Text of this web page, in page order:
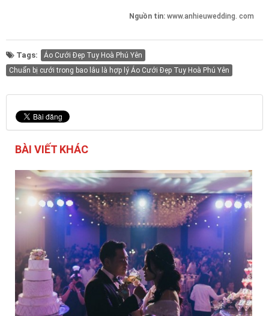
Nguồn tin: www.anhieuwedding. com
Tags:
Áo Cưới Đẹp Tuy Hoà Phú Yên
Chuẩn bị cưới trong bao lâu là hợp lý Áo Cưới Đẹp Tuy Hoà Phú Yên
BÀI VIẾT KHÁC